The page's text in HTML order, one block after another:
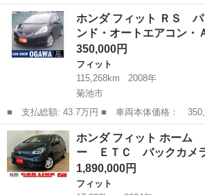
名： ホンダ ■ 車種名： フィットハイブリ
名： スマートセレクション ファインスタ
煙 ナビ クルコン...
福岡 大野城市 フィット
ホンダ フィット ＲＳ パ
ンド・オートエアコン・
350,000円
フィット
115,268km
2008年
菊池市
■ 支払総額: 43.7万円 ■ 車両本体価格： 350,000 円 ■ メーカー
名： ホンダ ■ 車種名： フィット ■ グレ
ステ・パワーウインド・オートエアコン・ＡＢ
１６インチア...
熊本 菊池市 フィット
ホンダ フィット ホーム
ー ＥＴＣ バックカ
1,890,000円
フィット